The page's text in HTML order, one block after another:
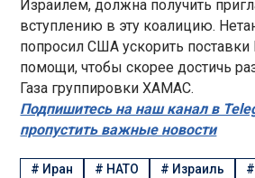
Израилем, должна получить
вступлению в эту коалицию.
попросил США ускорить
помощи, чтобы скорее достичь
Газа группировки ХАМАС.
Подпишитесь на наш канал в
пропустить важные новости
# Иран # НАТО # Израиль #